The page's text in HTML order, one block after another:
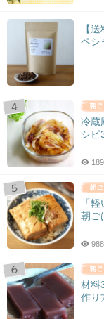
【
ペシ
冷蔵
シピ
「
朝ご
材料
作り